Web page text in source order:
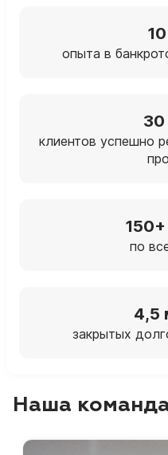
опыта в
клиентов успешно
по
4,5
закрытых
Наша